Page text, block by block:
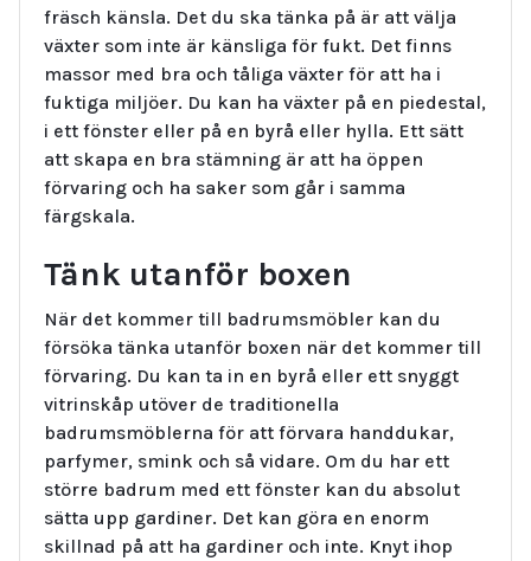
fräsch känsla. Det du ska tänka på är att välja
växter som inte är känsliga för fukt. Det finns
massor med bra och tåliga växter för att ha i
fuktiga miljöer. Du kan ha växter på en piedestal,
i ett fönster eller på en byrå eller hylla. Ett sätt
att skapa en bra stämning är att ha öppen
förvaring och ha saker som går i samma
färgskala.
Tänk utanför boxen
När det kommer till badrumsmöbler kan du
försöka tänka utanför boxen när det kommer till
förvaring. Du kan ta in en byrå eller ett snyggt
vitrinskåp utöver de traditionella
badrumsmöblerna för att förvara handdukar,
parfymer, smink och så vidare. Om du har ett
större badrum med ett fönster kan du absolut
sätta upp gardiner. Det kan göra en enorm
skillnad på att ha gardiner och inte. Knyt ihop